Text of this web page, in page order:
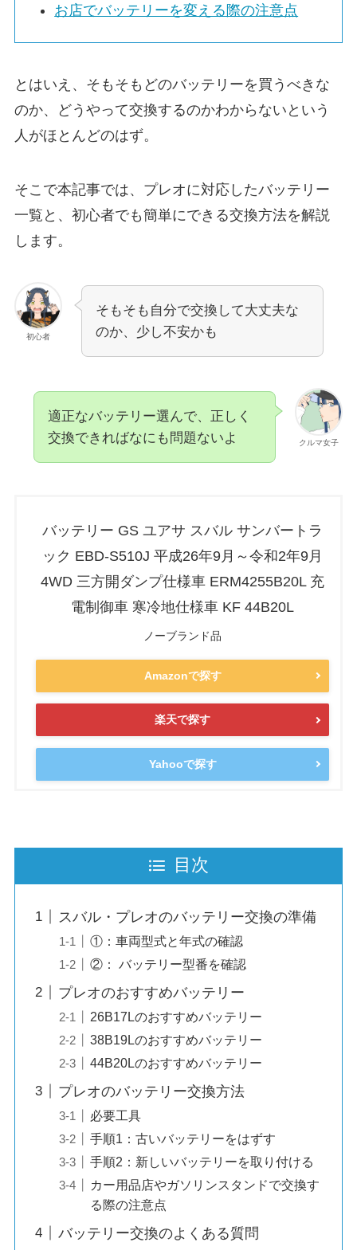
お店でバッテリーを変える際の注意点
とはいえ、そもそもどのバッテリーを買うべきな
のか、どうやって交換するのかわからないという
人がほとんどのはず。
そこで本記事では、プレオに対応したバッテリー
一覧と、初心者でも簡単にできる交換方法を解説
します。
初心者
そもそも自分で交換して大丈夫な
のか、少し不安かも
クルマ女子
適正なバッテリー選んで、正しく
交換できればなにも問題ないよ
バッテリー GS ユアサ スバル サンバートラ
ック EBD-S510J 平成26年9月～令和2年9月
4WD 三方開ダンプ仕様車 ERM4255B20L 充
電制御車 寒冷地仕様車 KF 44B20L
ノーブランド品
Amazonで探す
楽天で探す
Yahooで探す
目次
スバル・プレオのバッテリー交換の準備
①：車両型式と年式の確認
②： バッテリー型番を確認
プレオのおすすめバッテリー
26B17Lのおすすめバッテリー
38B19Lのおすすめバッテリー
44B20Lのおすすめバッテリー
プレオのバッテリー交換方法
必要工具
手順1：古いバッテリーをはずす
手順2：新しいバッテリーを取り付ける
カー用品店やガソリンスタンドで交換す
る際の注意点
バッテリー交換のよくある質問